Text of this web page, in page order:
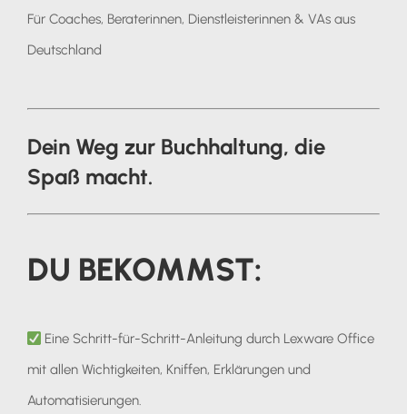
Für Coaches, Beraterinnen, Dienstleisterinnen & VAs aus
Deutschland
Dein Weg zur Buchhaltung, die
Spaß macht.
DU BEKOMMST:
Eine Schritt-für-Schritt-Anleitung durch Lexware Office
mit allen Wichtigkeiten, Kniffen, Erklärungen und
Automatisierungen.